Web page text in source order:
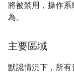
將被禁用，操作系
為。
主要區域
默認情況下，所